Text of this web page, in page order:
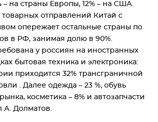
– на страны Европы, 12% – на США.
товарных отправлений Китай с
опережает остальные страны по
в РФ, занимая долю в 90%.
у россиян на иностранных
бытовая техника и электроника:
приходится 32% трансграничной
. Далее одежда – 23 %, обувь
косметика – 8% и автозапчасти
А. Долматов.